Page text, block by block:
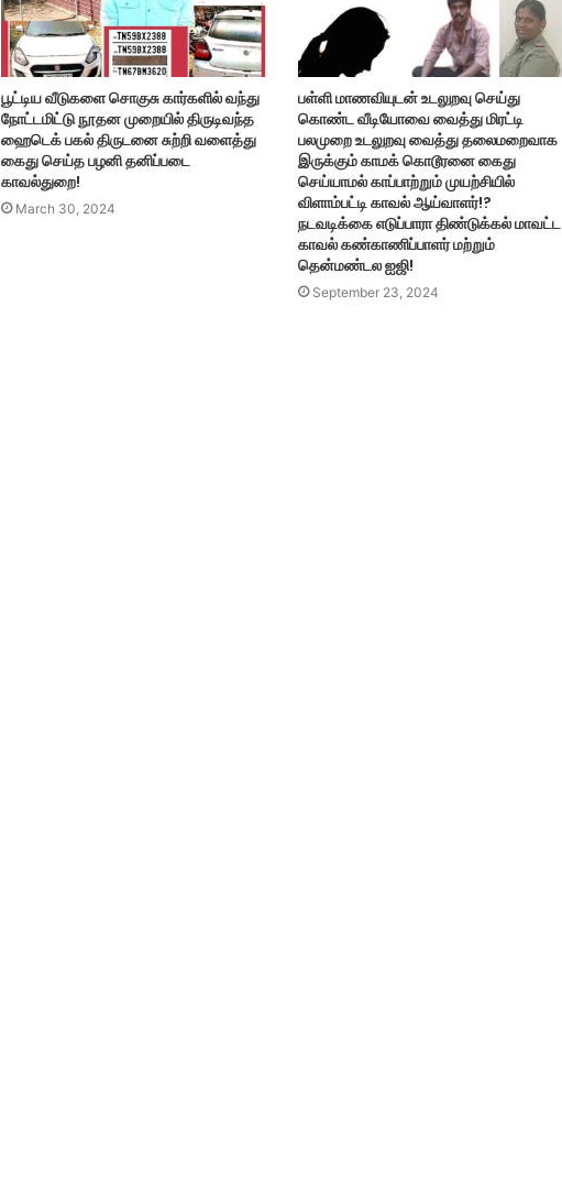
பூட்டிய வீடுகளை சொகுசு கார்களில் வந்து
நோட்டமிட்டு நூதன முறையில் திருடிவந்த
ஹைடெக் பகல் திருடனை சுற்றி வளைத்து
கைது செய்த பழனி தனிப்படை
காவல்துறை!
March 30, 2024
பள்ளி மாணவியுடன் உடலுறவு செய்து
கொண்ட வீடியோவை வைத்து மிரட்டி
பலமுறை உடலுறவு வைத்து தலைமறைவாக
இருக்கும் காமக் கொடூரனை கைது
செய்யாமல் காப்பாற்றும் முயற்சியில்
விளாம்பட்டி காவல் ஆய்வாளர்!?
நடவடிக்கை எடுப்பாரா திண்டுக்கல் மாவட்ட
காவல் கண்காணிப்பாளர் மற்றும்
தென்மண்டல ஐஜி!
September 23, 2024